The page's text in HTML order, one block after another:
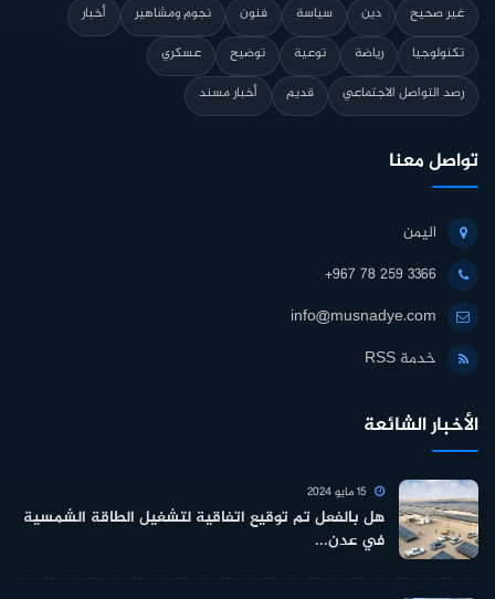
غير صحيح
دين سياسة فنون نجوم ومشاهير
أخبار
تكنولوجيا
رياضة توعية توضيح
عسكري
رصد التواصل الاجتماعي
قديم أخبار مسند
تواصل معنا
اليمن
+967 78 259 3366
info@musnadye.com
خدمة RSS
الأخبار الشائعة
هل بالفعل تم توقيع اتفاقية لتشغيل الطاقة الشمسية
في عدن...